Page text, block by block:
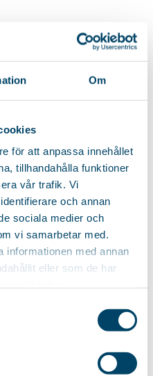
Om
för att anpassa innehållet
tillhandahålla funktioner
vår trafik. Vi
och annan
sociala medier och
vi samarbetar med.
informationen med annan
eller som de har
und praktisches
mit einem
Höhenverstellung und...